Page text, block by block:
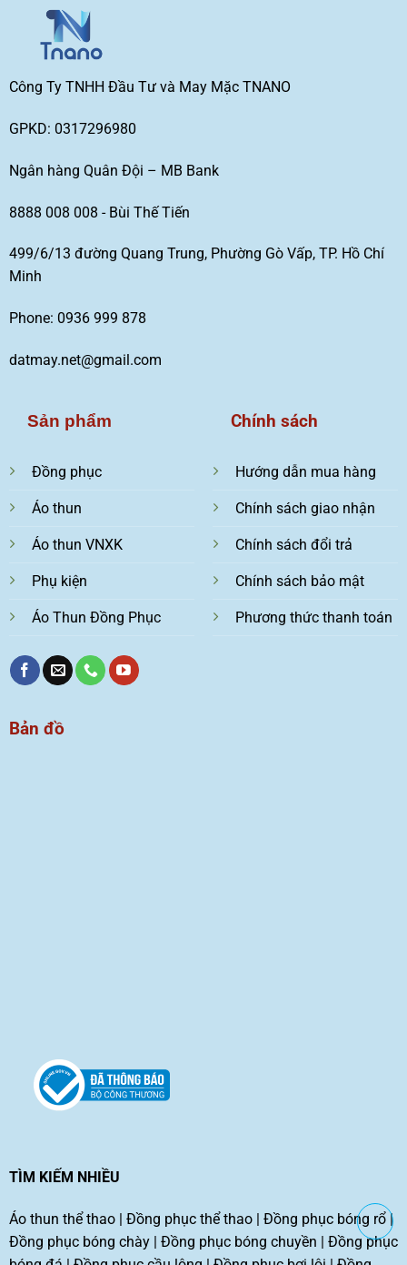
Công Ty TNHH Đầu Tư và May Mặc TNANO
GPKD: 0317296980
Ngân hàng Quân Đội – MB Bank
8888 008 008 - Bùi Thế Tiến
499/6/13 đường Quang Trung, Phường Gò Vấp, TP. Hồ Chí
Minh
Phone: 0936 999 878
datmay.net@gmail.com
Sản phẩm
Đồng phục
Áo thun
Áo thun VNXK
Phụ kiện
Áo Thun Đồng Phục
Chính sách
Hướng dẫn mua hàng
Chính sách giao nhận
Chính sách đổi trả
Chính sách bảo mật
Phương thức thanh toán
Bản đồ
TÌM KIẾM NHIỀU
Áo thun thể thao| Đồng phục thể thao| Đồng phục bóng rổ|
Đồng phục bóng chày| Đồng phục bóng chuyền | Đồng phục